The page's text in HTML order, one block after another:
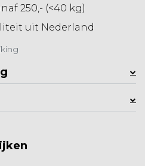
250,- (<40 kg)
uit Nederland